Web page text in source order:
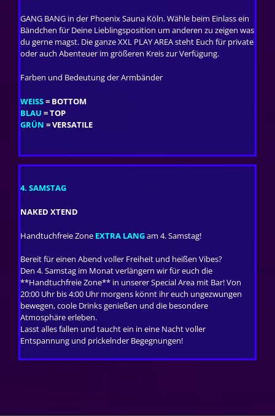
GANG BANG in der Phoenix Sauna Köln. Wähle beim Einlass ein
Bändchen für Deine Lieblingsposition um anderen zu zeigen was
du gerne magst. Die ganze XXL PLAY AREA steht Euch für private
oder auch Abenteuer im größeren Kreis zur Verfügung.
Farben und Bedeutung der Armbänder
WEISS= BOTTOM
BLAU = TOP
GRÜN = VERSATILE
4. SAMSTAG
NAKED XTEND
Handtuchfreie Zone EXTRA LANGam 4. Samstag!
Bereit für einen Abend voller Freiheit und heißen Vibes?
Den 4. Samstag im Monat verlängern wir für euch die
**Handtuchfreie Zone** in unserer Special Area mit Bar! Von
20:00 Uhr bis 4:00 Uhr morgens könnt ihr euch ungezwungen
bewegen, coole Drinks genießen und die besondere
Atmosphäre erleben.
Lasst alles fallen und taucht ein in eine Nacht voller
Entspannung und prickelnder Begegnungen!